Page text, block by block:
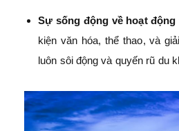
Sự sống động về hoạt động
kiện văn hóa, thể thao, và
luôn sôi động và quyến rũ du